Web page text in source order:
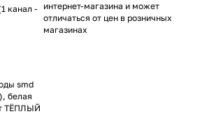
канал -
smd
белая
ТЁПЛЫЙ
интернет-магазина и может
отличаться от цен в розничных
магазинах